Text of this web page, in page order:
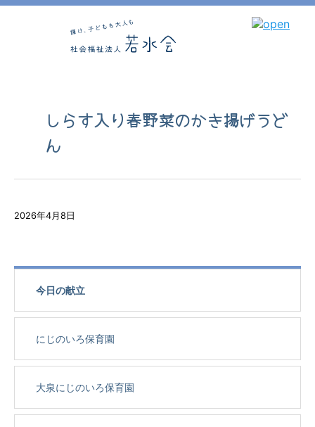
しらす入り春野菜のかき揚げうど
ん
2026年4月8日
今日の献立
にじのいろ保育園
大泉にじのいろ保育園